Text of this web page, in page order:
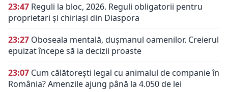
23:47 Reguli la bloc, 2026. Reguli obligatorii pentru
proprietari și chiriași din Diaspora
23:27 Oboseala mentală, dușmanul oamenilor. Creierul
epuizat începe să ia decizii proaste
23:07 Cum călătorești legal cu animalul de companie în
România? Amenzile ajung până la 4.050 de lei